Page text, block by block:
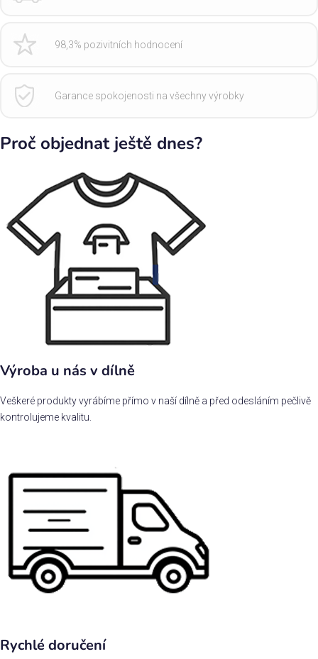
98,3% pozivitních hodnocení
Garance spokojenosti na všechny výrobky
Proč objednat ještě dnes?
Výroba u nás v dílně
Veškeré produkty vyrábíme přímo v naší dílně a před odesláním pečlivě
kontrolujeme kvalitu.
Rychlé doručení